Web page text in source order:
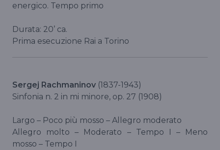
energico. Tempo primo
Durata: 20’ ca.
Prima esecuzione Rai a Torino
Sergej Rachmaninov (1837-1943)
Sinfonia n. 2 in mi minore, op. 27 (1908)
Largo – Poco più mosso – Allegro moderato
Allegro molto – Moderato – Tempo I – Meno
mosso – Tempo I